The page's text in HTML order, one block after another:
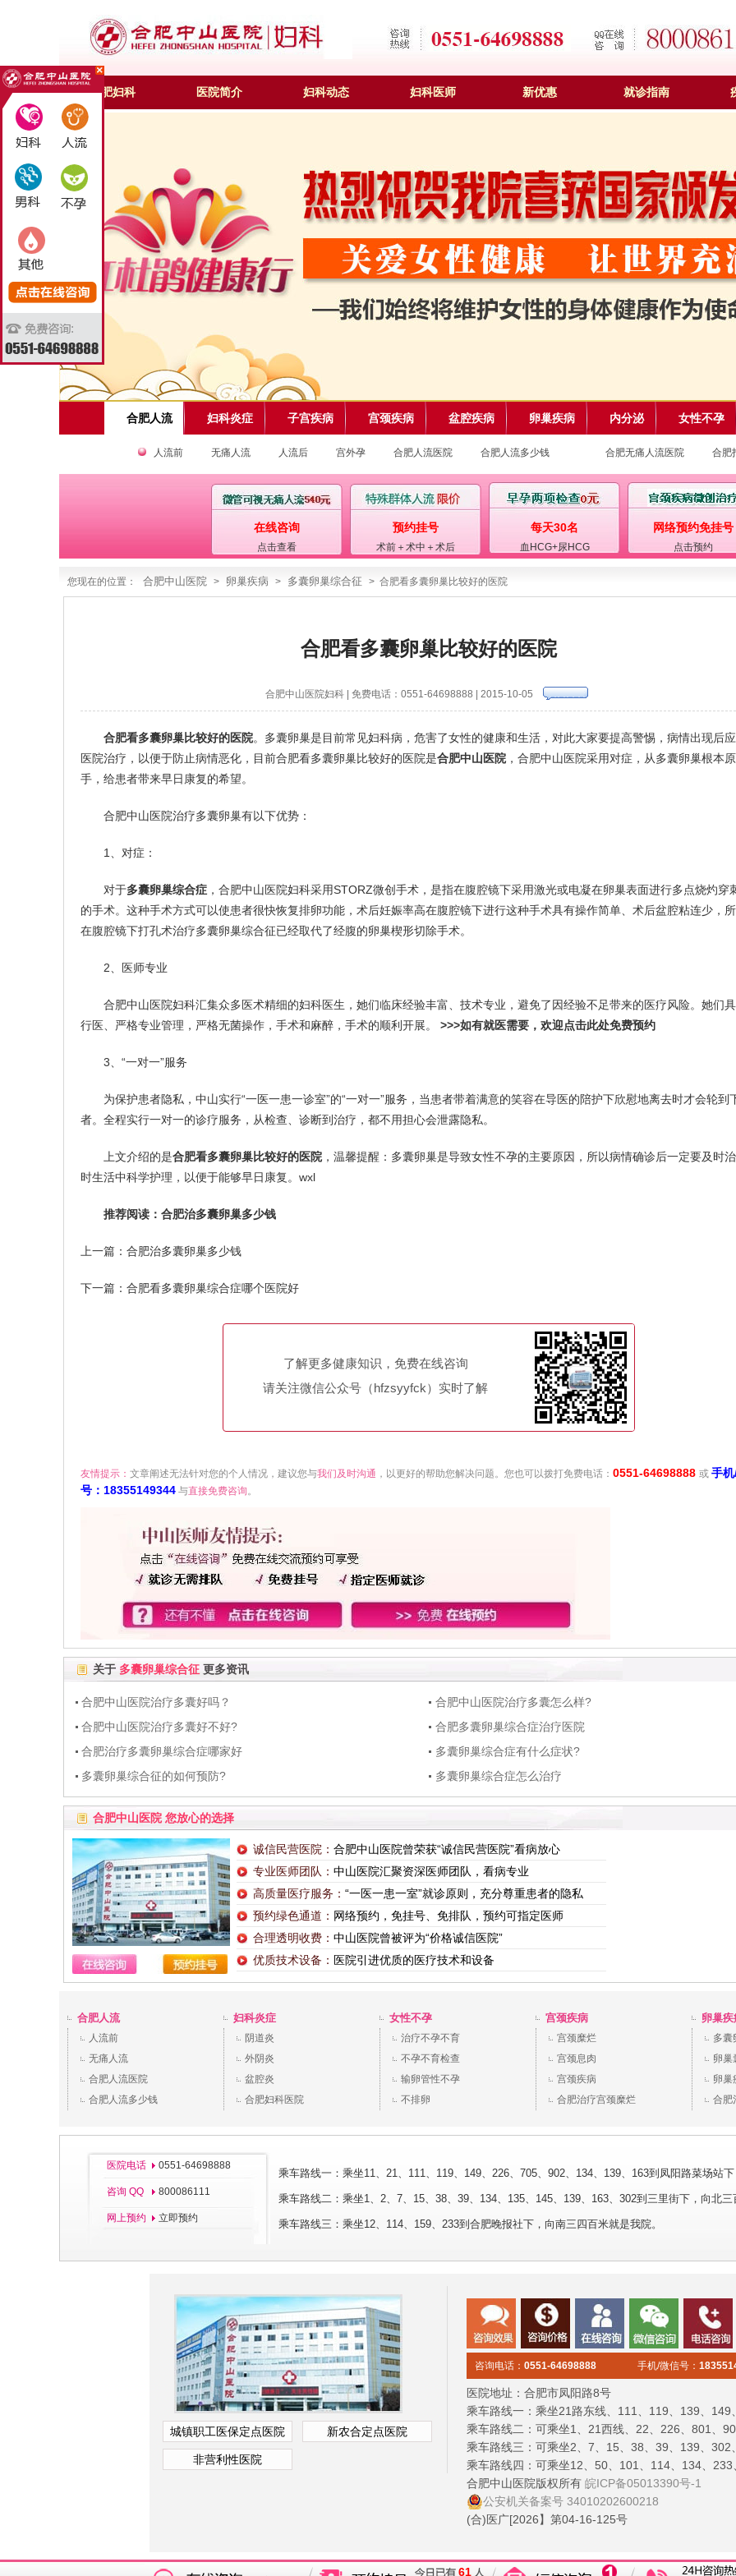
合肥妇科 医院简介 妇科动态 妇科医师 新优惠 就诊指南
合肥人流 妇科炎症 子宫疾病 宫颈疾病 盆腔疾病 卵巢疾病 内分泌 女性不孕
人流前 无痛人流 人流后 宫外孕 合肥人流医院 合肥人流多少钱 合肥无痛人流医院 合肥
在线咨询
点击查看
预约挂号
术前＋术中＋术后
每天30名
血HCG+尿HCG
网络预约免挂号
点击预约
您现在的位置： 合肥中山医院 > 卵巢疾病 > 多囊卵巢综合征 > 合肥看多囊卵巢比较好的医院
合肥看多囊卵巢比较好的医院
合肥中山医院妇科| 免费电话：0551-64698888 | 2015-10-05
合肥看多囊卵巢比较好的医院。多囊卵巢是目前常见妇科病，危害了女性的健康和生活，对此大家要提高警惕，病情出现后
医院治疗，以便于防止病情恶化，目前合肥看多囊卵巢比较好的医院是合肥中山医院 ，合肥中山医院采用对症，从多囊卵巢根本
手，给患者带来早日康复的希望。
合肥中山医院治疗多囊卵巢有以下优势：
1、对症：
对于多囊卵巢综合症 ，合肥中山医院妇科采用STORZ微创手术，是指在腹腔镜下采用激光或电凝在卵巢表面进行多点烧灼穿
的手术。这种手术方式可以使患者很快恢复排卵功能，术后妊娠率高在腹腔镜下进行这种手术具有操作简单、术后盆腔粘连少，
在腹腔镜下打孔术治疗多囊卵巢综合征已经取代了经腹的卵巢楔形切除手术。
2、医师专业
合肥中山医院妇科汇集众多医术精细的妇科医生，她们临床经验丰富、技术专业，避免了因经验不足带来的医疗风险。她们
行医、严格专业管理，严格无菌操作，手术和麻醉，手术的顺利开展。 >>>如有就医需要，欢迎点击此处免费预约
3、“一对一”服务
为保护患者隐私，中山实行“一医一患一诊室”的“一对一”服务，当患者带着满意的笑容在导医的陪护下欣慰地离去时才会轮到
者。全程实行一对一的诊疗服务，从检查、诊断到治疗，都不用担心会泄露隐私。
上文介绍的是合肥看多囊卵巢比较好的医院 ，温馨提醒：多囊卵巢是导致女性不孕的主要原因，所以病情确诊后一定要及时
时生活中科学护理，以便于能够早日康复。wxl
推荐阅读： 合肥治多囊卵巢多少钱
上一篇： 合肥治多囊卵巢多少钱
下一篇： 合肥看多囊卵巢综合症哪个医院好
了解更多健康知识，免费在线咨询
请关注微信公众号（hfzsyyfck）实时了解
友情提示： 文章阐述无法针对您的个人情况，建议您与我们及时沟通 ，以更好的帮助您解决问题。您也可以拨打免费电话： 0551-64698888 或 手
号：18355149344 与直接免费咨询。
关于 多囊卵巢综合征 更多资讯
合肥中山医院治疗多囊好吗？
合肥中山医院治疗多囊怎么样?
合肥中山医院治疗多囊好不好?
合肥多囊卵巢综合症治疗医院
合肥治疗多囊卵巢综合症哪家好
多囊卵巢综合症有什么症状?
多囊卵巢综合征的如何预防?
多囊卵巢综合症怎么治疗
合肥中山医院 您放心的选择
诚信民营医院： 合肥中山医院曾荣获“诚信民营医院”看病放心
专业医师团队： 中山医院汇聚资深医师团队，看病专业
高质量医疗服务： “一医一患一室”就诊原则，充分尊重患者的隐私
预约绿色通道： 网络预约，免挂号、免排队，预约可指定医师
合理透明收费： 中山医院曾被评为“价格诚信医院”
优质技术设备： 医院引进优质的医疗技术和设备
合肥人流
人流前
无痛人流
合肥人流医院
合肥人流多少钱
妇科炎症
阴道炎
外阴炎
盆腔炎
合肥妇科医院
女性不孕
治疗不孕不育
不孕不育检查
输卵管性不孕
不排卵
宫颈疾病
宫颈糜烂
宫颈息肉
宫颈疾病
合肥治疗宫颈糜烂
卵巢疾
多囊
卵巢
卵巢
合肥
医院电话 0551-64698888
咨询 QQ 800086111
网上预约 立即预约
乘车路线一：乘坐11、21、111、119、149、226、705、902、134、139、163到凤阳路菜场站
乘车路线二：乘坐1、2、7、15、38、39、134、135、145、139、163、302到三里街下，向北三
乘车路线三：乘坐12、114、159、233到合肥晚报社下，向南三四百米就是我院。
61
城镇职工医保定点医院 新农合定点医院
非营利性医院
咨询电话： 0551-64698888 手机/微信号：
医院地址：合肥市凤阳路8号
乘车路线一：乘坐21路东线、111、119、139、
乘车路线二：可乘坐1、21西线、22、226、801、
乘车路线三：可乘坐2、7、15、38、39、139、
左右
乘车路线四：可乘坐12、50、101、114、134、
合肥中山医院版权所有 皖ICP备05013390号-1
公安机关备案号 34010202600218
(合)医广[2026】第04-16-125号